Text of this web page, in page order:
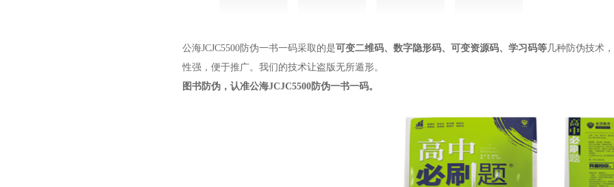
公海JCJC5500防伪一书一码采取的是可变二维码、数字隐形码、可变资源码、学习码等几种防伪技术
性强，便于推广。我们的技术让盗版无所遁形。
图书防伪，认准公海JCJC5500防伪一书一码。